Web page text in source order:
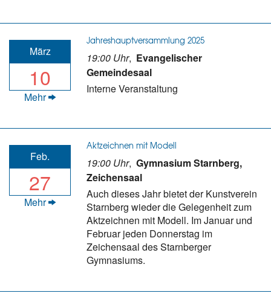
März
10
Mehr
Jahreshauptversammlung 2025
19:00 Uhr, Evangelischer
Gemeindesaal
Interne Veranstaltung
Feb.
27
Mehr
Aktzeichnen mit Modell
19:00 Uhr, Gymnasium Starnberg,
Zeichensaal
Auch dieses Jahr bietet der Kunstverein
Starnberg wieder die Gelegenheit zum
Aktzeichnen mit Modell. Im Januar und
Februar jeden Donnerstag im
Zeichensaal des Starnberger
Gymnasiums.